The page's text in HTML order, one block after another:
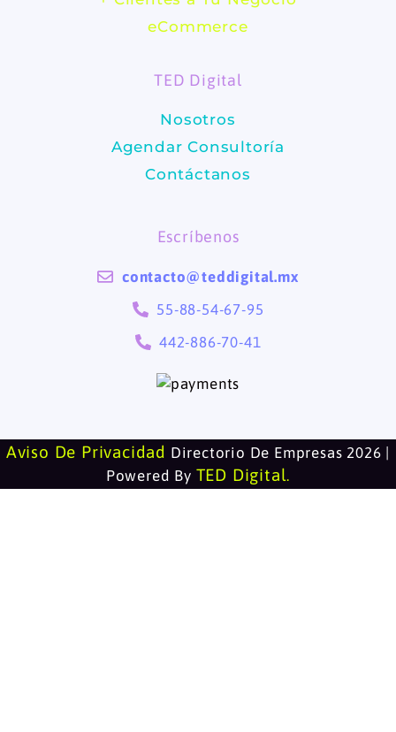
b
o
k
a
r
a
m
eCommerce
TED Digital
Nosotros
Agendar Consultoría
Contáctanos
Escríbenos
contacto@teddigital.mx
55-88-54-67-95
442-886-70-41
Aviso De Privacidad Directorio De Empresas 2026 |
Powered By TED Digital.